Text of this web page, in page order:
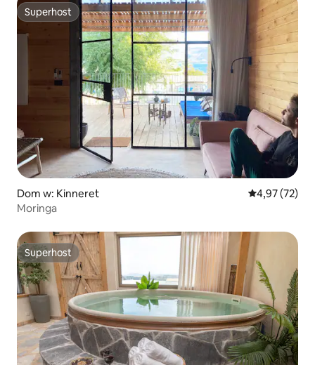
Superhost
Superhost
Dom w: Kinneret Średnia
4,97 (72)
Moringa
Superhost
Superhost